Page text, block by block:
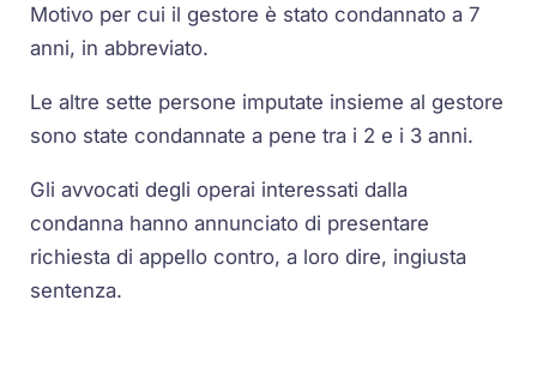
Motivo per cui il gestore è stato condannato a 7
anni, in abbreviato.
Le altre sette persone imputate insieme al gestore
sono state condannate a pene tra i 2 e i 3 anni.
Gli avvocati degli operai interessati dalla
condanna hanno annunciato di presentare
richiesta di appello contro, a loro dire, ingiusta
sentenza.